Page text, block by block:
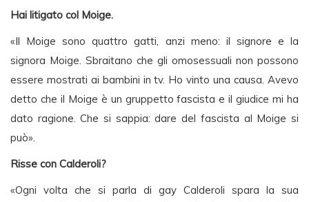
Hai litigato col Moige.
«Il Moige sono quattro gatti, anzi meno: il signore e la
signora Moige. Sbraitano che gli omosessuali non possono
essere mostrati ai bambini in tv. Ho vinto una causa. Avevo
detto che il Moige è un gruppetto fascista e il giudice mi ha
dato ragione. Che si sappia: dare del fascista al Moige si
può».
Risse con Calderoli?
«Ogni volta che si parla di gay Calderoli spara la sua